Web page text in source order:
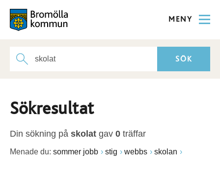
MENY
Sökresultat
Din sökning på skolat gav 0 träffar
Menade du: sommer jobb stig webbs skolan